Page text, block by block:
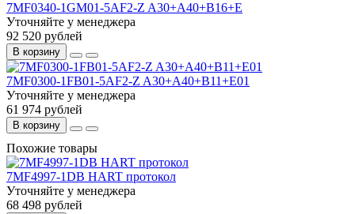
7MF0340-1GM01-5AF2-Z A30+A40+B16+E
Уточняйте у менеджера
92 520 рублей
В корзину
7MF0300-1FB01-5AF2-Z A30+A40+B11+E01
Уточняйте у менеджера
61 974 рублей
В корзину
Похожие товары
7MF4997-1DB HART протокол
Уточняйте у менеджера
68 498 рублей